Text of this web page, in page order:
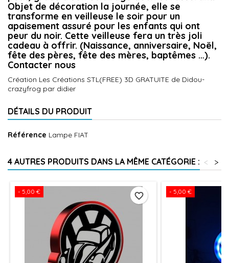
Objet de décoration la journée, elle se
transforme en veilleuse le soir pour un
apaisement assuré pour les enfants qui ont
peur du noir. Cette veilleuse fera un très joli
cadeau à offrir. (Naissance, anniversaire, Noël,
fête des pères, fête des mères, baptêmes …).
Contacter nous
Création Les Créations STL(FREE) 3D GRATUITE de Didou-
crazyfrog par didier
DÉTAILS DU PRODUIT
Référence Lampe FIAT
4 AUTRES PRODUITS DANS LA MÊME CATÉGORIE : >
<
- 5,00 € favorite_border - 5,00 €